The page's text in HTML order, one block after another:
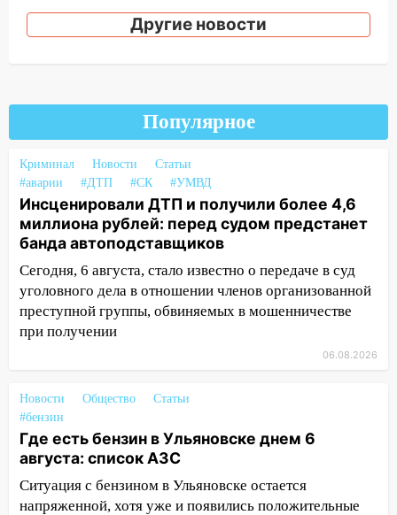
рецидивистом
14:26
передумать увольняться, если им
повысят зарплату
14:01
Инсценировали ДТП и получили
более 4,6 миллиона рублей: перед
судом предстанет банда
автоподставщиков
13:36
13:00 В суде защитили репутацию
мужчины, которого необоснованно
обвиняли в жестоком обращении с
Ульяновской области перевозчик
провернул хитрую схему с чужими
проездными
12:10
Ульяновский алиментщик накопил
120 тысяч долга
Другие новости
Популярное
Криминал Новости
Статьи
#аварии
#ДТП #СК #УМВД
Инсценировали ДТП и получили более 4,6
миллиона рублей: перед судом предстанет
банда автоподставщиков
Сегодня, 6 августа, стало известно о передаче в суд
уголовного дела в отношении членов организованной
преступной группы, обвиняемых в мошенничестве
при получении
06.08.2026
Новости Общество
Статьи
#бензин
Где есть бензин в Ульяновске днем 6
августа: список АЗС
Ситуация с бензином в Ульяновске остается
напряженной, хотя уже и появились положительные